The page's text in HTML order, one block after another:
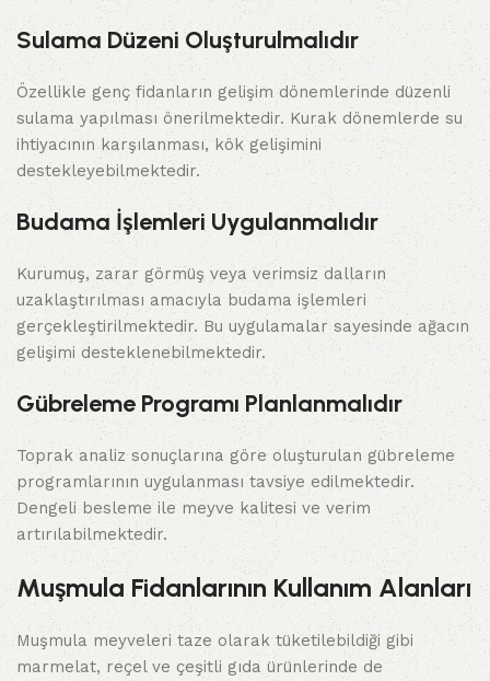
Sulama Düzeni Oluşturulmalıdır
Özellikle genç fidanların gelişim dönemlerinde düzenli
sulama yapılması önerilmektedir. Kurak dönemlerde su
ihtiyacının karşılanması, kök gelişimini
destekleyebilmektedir.
Budama İşlemleri Uygulanmalıdır
Kurumuş, zarar görmüş veya verimsiz dalların
uzaklaştırılması amacıyla budama işlemleri
gerçekleştirilmektedir. Bu uygulamalar sayesinde ağacın
gelişimi desteklenebilmektedir.
Gübreleme Programı Planlanmalıdır
Toprak analiz sonuçlarına göre oluşturulan gübreleme
programlarının uygulanması tavsiye edilmektedir.
Dengeli besleme ile meyve kalitesi ve verim
artırılabilmektedir.
Muşmula Fidanlarının Kullanım Alanları
Muşmula meyveleri taze olarak tüketilebildiği gibi
marmelat, reçel ve çeşitli gıda ürünlerinde de